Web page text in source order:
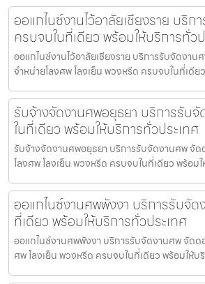
ออแกไนซ์งานไว้อาลัยเชียงราย บริ
ครบจบในที่เดียว พร้อมให้บริการทั่ว
ออแกไนซ์งานไว้อาลัยเชียงราย บริการรับจัดงา
จำหน่ายโลงศพ โลงเย็น พวงหรีด ครบจบในที่เดีย
รับจ้างจัดงานศพอยุธยา บริการรับ
ในที่เดียว พร้อมให้บริการทั่วประเทศ
รับจ้างจัดงานศพอยุธยา บริการรับจัดงานศพ จัด
โลงศพ โลงเย็น พวงหรีด ครบจบในที่เดียว พร้อม
ออแกไนซ์งานศพพังงา บริการรับจั
ที่เดียว พร้อมให้บริการทั่วประเทศ
ออแกไนซ์งานศพพังงา บริการรับจัดงานศพ จัดด
ศพ โลงเย็น พวงหรีด ครบจบในที่เดียว พร้อมให้บ